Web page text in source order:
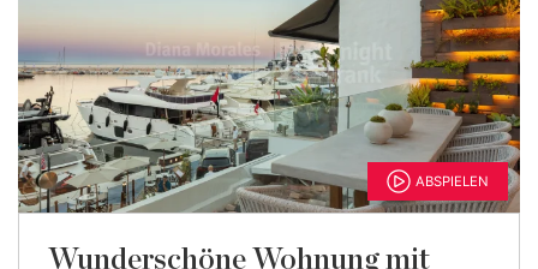
ABSPIELEN
Wunderschöne Wohnung mit